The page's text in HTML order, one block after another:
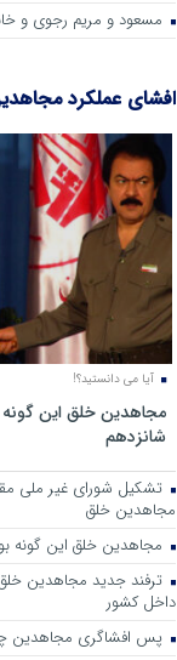
مسعود و مریم رجوی و
افشای عملکرد
آیا می دانستید؟!
مجاهدین خلق این
شانزدهم
تشکیل شورای غیر ملی
مجاهدین خلق
مجاهدین خلق این گونه
ترفند جدید مجاهدین
داخل کشور
پس افشاگری مجاهدین